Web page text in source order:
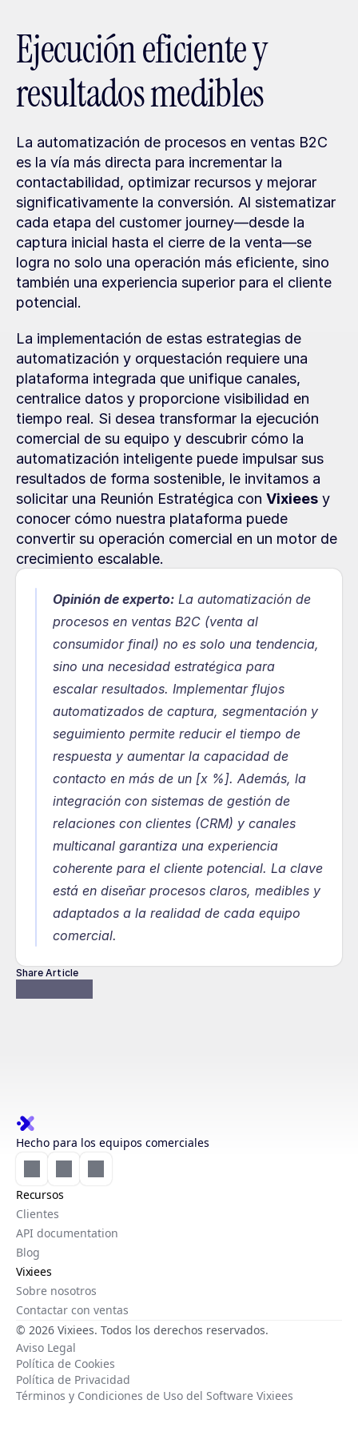
Ejecución eficiente y
resultados medibles
La automatización de procesos en ventas B2C
es la vía más directa para incrementar la
contactabilidad, optimizar recursos y mejorar
significativamente la conversión. Al sistematizar
cada etapa del customer journey—desde la
captura inicial hasta el cierre de la venta—se
logra no solo una operación más eficiente, sino
también una experiencia superior para el cliente
potencial.
La implementación de estas estrategias de
automatización y orquestación requiere una
plataforma integrada que unifique canales,
centralice datos y proporcione visibilidad en
tiempo real. Si desea transformar la ejecución
comercial de su equipo y descubrir cómo la
automatización inteligente puede impulsar sus
resultados de forma sostenible, le invitamos a
solicitar una Reunión Estratégica con Vixiees y
conocer cómo nuestra plataforma puede
convertir su operación comercial en un motor de
crecimiento escalable.
Opinión de experto: La automatización de
procesos en ventas B2C (venta al
consumidor final) no es solo una tendencia,
sino una necesidad estratégica para
escalar resultados. Implementar flujos
automatizados de captura, segmentación y
seguimiento permite reducir el tiempo de
respuesta y aumentar la capacidad de
contacto en más de un [x %]. Además, la
integración con sistemas de gestión de
relaciones con clientes (CRM) y canales
multicanal garantiza una experiencia
coherente para el cliente potencial. La clave
está en diseñar procesos claros, medibles y
adaptados a la realidad de cada equipo
comercial.
Share Article
Hecho para los equipos comerciales
Recursos
Clientes
API documentation
Blog
Vixiees
Sobre nosotros
Contactar con ventas
© 2026 Vixiees. Todos los derechos reservados.
Aviso Legal
Política de Cookies
Política de Privacidad
Términos y Condiciones de Uso del Software Vixiees